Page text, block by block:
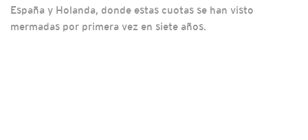
España y Holanda, donde estas cuotas se han visto
mermadas por primera vez en siete años.